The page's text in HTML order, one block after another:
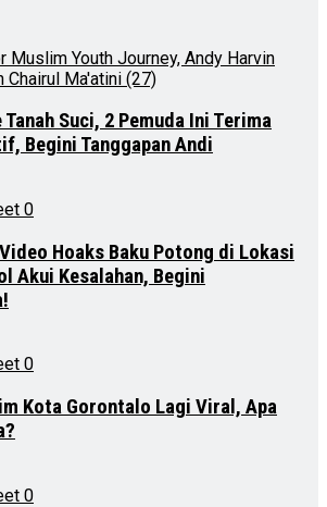
Suci, 2 Pemuda Ini Terima
Begini Tanggapan Andi
0
Hoaks Baku Potong di Lokasi
Akui Kesalahan, Begini
0
Kota Gorontalo Lagi Viral, Apa
0